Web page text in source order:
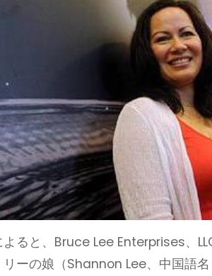
よると、Bruce Lee Enterprises、
リーの娘（Shannon Lee、中国語